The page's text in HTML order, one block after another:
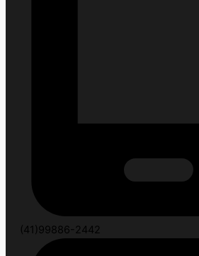
(41)99886-2442